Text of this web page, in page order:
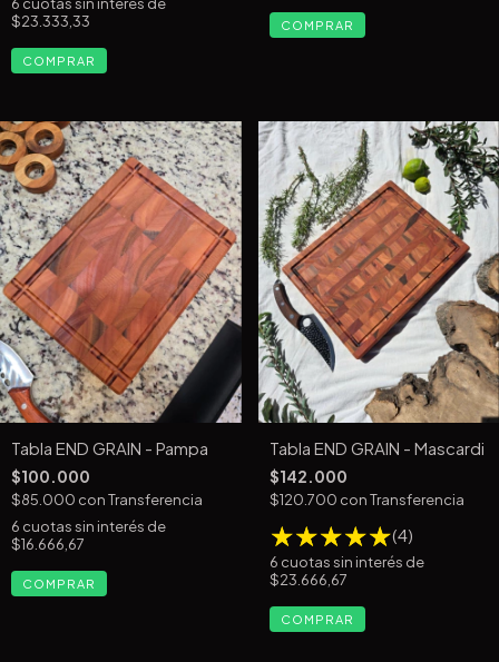
$23.333,33
Tabla END GRAIN - Pampa
$100.000
$85.000 conTransferencia
6 cuotas sin interés de
$16.666,67
Tabla END GRAIN - Mascardi
$142.000
$120.700 conTransferencia
(4)
6 cuotas sin interés de
$23.666,67